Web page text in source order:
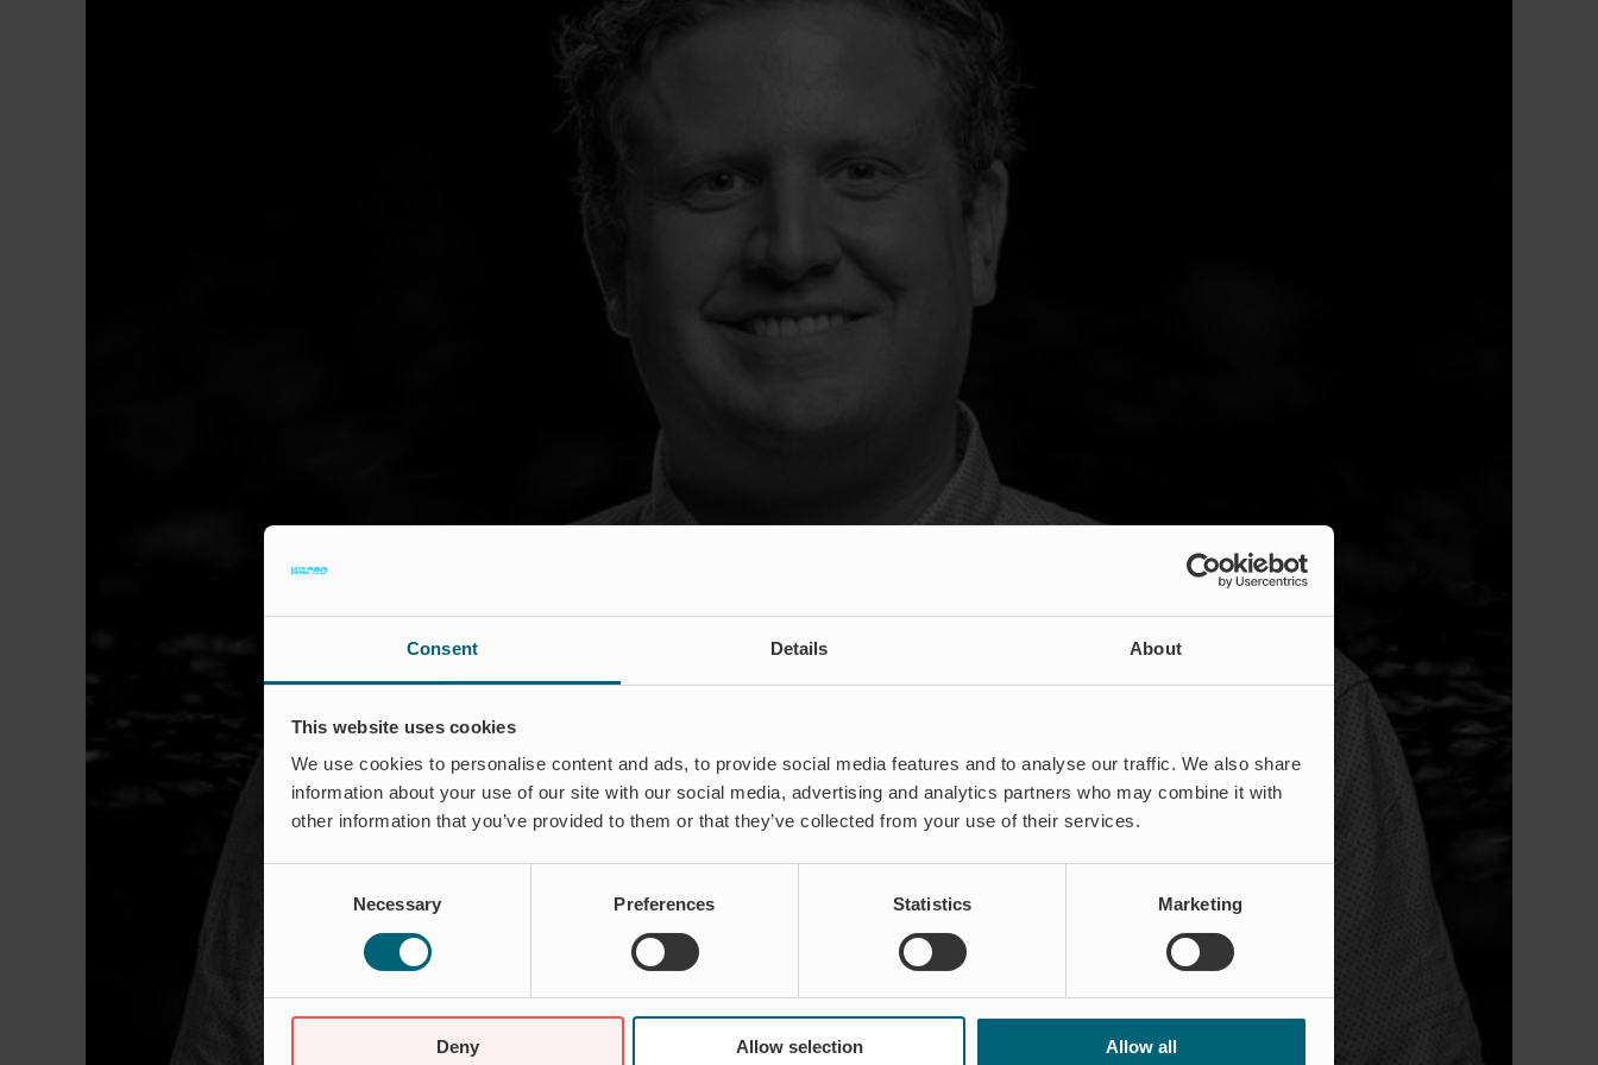
Consent Details About
This website uses cookies
We use cookies to personalise content and ads, to provide social media features and to analyse our traffic. We also share
information about your use of our site with our social media, advertising and analytics partners who may combine it with
other information that you’ve provided to them or that they’ve collected from your use of their services.
Necessary Preferences Statistics Marketing
Deny Allow selection Allow all